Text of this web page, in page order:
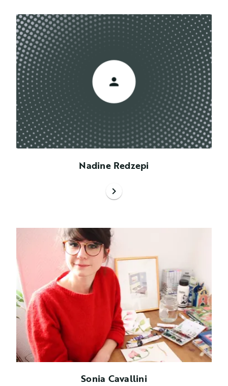
Nadine Redzepi
chevron_right
Sonia Cavallini